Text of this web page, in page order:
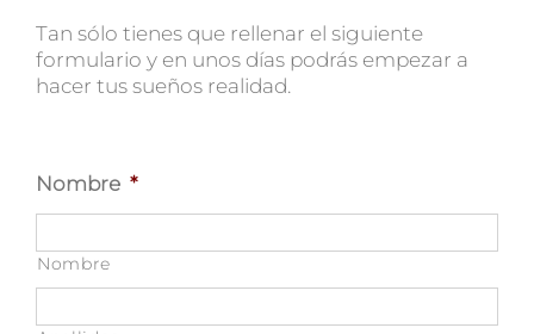
Tan sólo tienes que rellenar el siguiente
formulario y en unos días podrás empezar a
hacer tus sueños realidad.
Nombre *
Nombre